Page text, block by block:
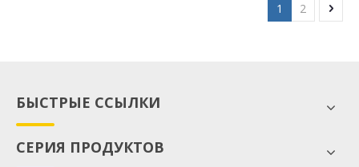
1
2
БЫСТРЫЕ ССЫЛКИ
СЕРИЯ ПРОДУКТОВ